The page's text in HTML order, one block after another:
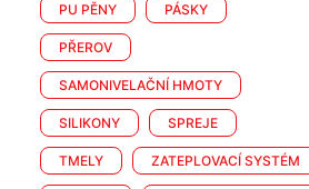
PU PĚNY PÁSKY
PŘEROV
SAMONIVELAČNÍ HMOTY
SILIKONY SPREJE
TMELY ZATEPLOVACÍ SYSTÉM